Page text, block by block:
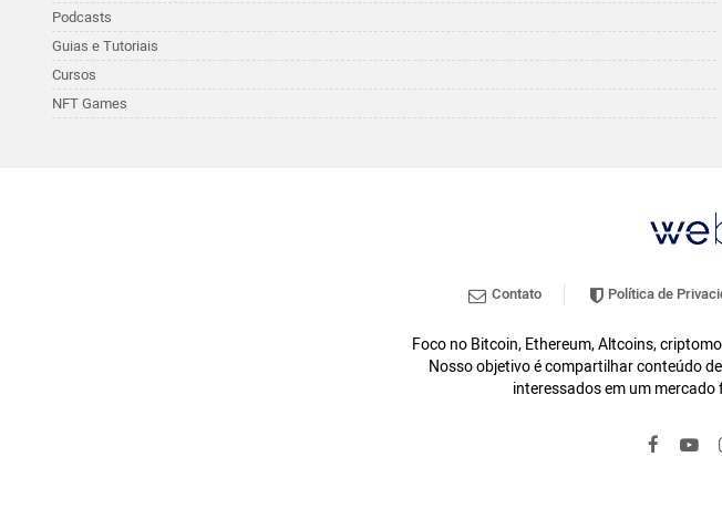
Podcasts
Guias e Tutoriais
Cursos
NFT Games
Contato Política de
Foco no Bitcoin, Ethereum, Altcoins,
Nosso objetivo é compartilhar conteúdo
interessados em um